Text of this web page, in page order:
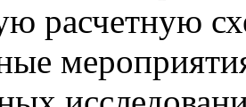
расчетную